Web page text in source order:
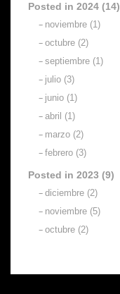
Posted in 2024 (14)
noviembre (1)
octubre (2)
septiembre (1)
julio (3)
junio (1)
abril (1)
marzo (2)
febrero (3)
Posted in 2023 (9)
diciembre (2)
noviembre (5)
octubre (2)